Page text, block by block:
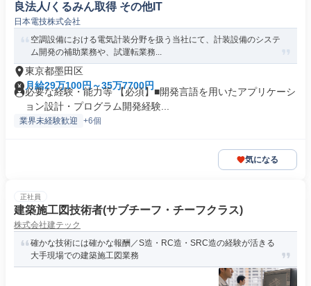
良法人/くるみん取得 その他IT
日本電技株式会社
空調設備における電気計装分野を扱う当社にて、計装設備のシステ
ム開発の補助業務や、試運転業務...
東京都墨田区
月給29万100円～35万7700円
必要な経験・能力等 【必須】■開発言語を用いたアプリケーシ
ョン設計・プログラム開発経験...
業界未経験歓迎 +6個
気になる
正社員
建築施工図技術者(サブチーフ・チーフクラス)
株式会社建テック
確かな技術には確かな報酬／S造・RC造・SRC造の経験が活きる
大手現場での建築施工図業務